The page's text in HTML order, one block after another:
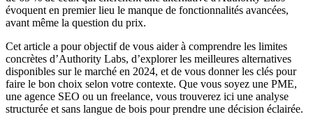
évoquent en premier lieu le manque de fonctionnalités avancées,
avant même la question du prix.
Cet article a pour objectif de vous aider à comprendre les limites
concrètes d’Authority Labs, d’explorer les meilleures alternatives
disponibles sur le marché en 2024, et de vous donner les clés pour
faire le bon choix selon votre contexte. Que vous soyez une PME,
une agence SEO ou un freelance, vous trouverez ici une analyse
structurée et sans langue de bois pour prendre une décision éclairée.